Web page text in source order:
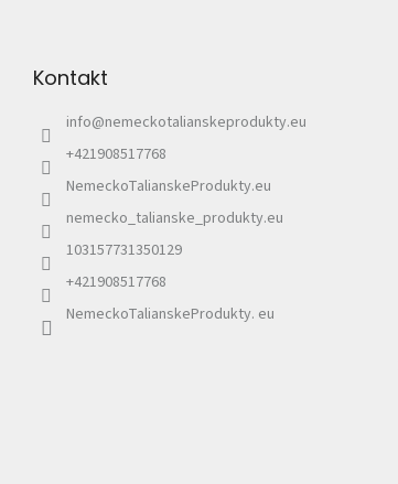
Kontakt
info@nemeckotalianskeprodukty.eu
+421908517768
NemeckoTalianskeProdukty.eu
nemecko_talianske_produkty.eu
103157731350129
+421908517768
NemeckoTalianskeProdukty. eu